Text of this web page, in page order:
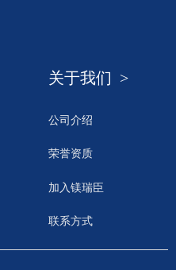
关于我们 >
公司介绍
荣誉资质
加入镁瑞臣
联系方式